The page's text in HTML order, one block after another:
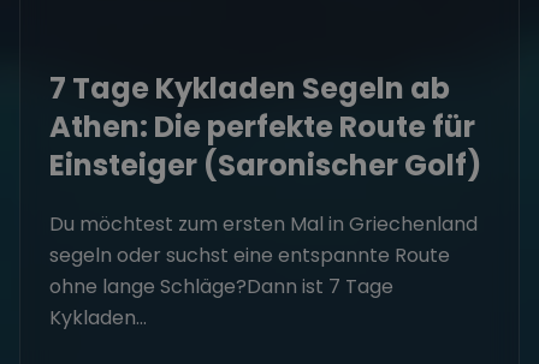
7 Tage Kykladen Segeln ab
Athen: Die perfekte Route für
Einsteiger (Saronischer Golf)
Du möchtest zum ersten Mal in Griechenland
segeln oder suchst eine entspannte Route
ohne lange Schläge?Dann ist 7 Tage
Kykladen...